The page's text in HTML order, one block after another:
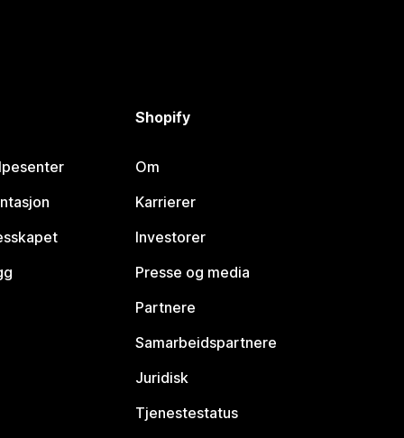
Shopify
Om
Karrierer
Investorer
Presse og media
Partnere
Samarbeidspartnere
Juridisk
Tjenestestatus